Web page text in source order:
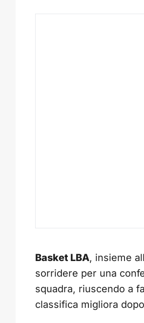
Basket LBA, insieme
sorridere per una
squadra, riuscendo a
classifica migliora